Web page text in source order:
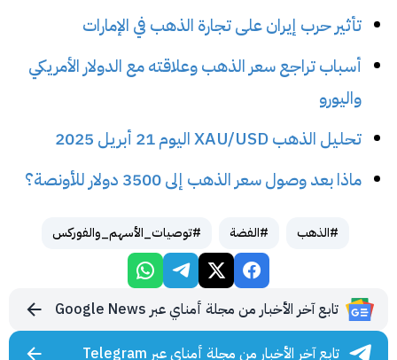
تأثير حرب إيران على تجارة الذهب في الإمارات
أسباب تراجع سعر الذهب وعلاقته مع الدولار الأمريكي
واليورو
تحليل الذهب XAU/USD اليوم 21 أبريل 2025
ماذا بعد وصول سعر الذهب إلى 3500 دولار للأونصة؟
#الذهب #الفضة #توصيات_الأسهم_والفوركس
تابع آخر الأخبار من مجلة أمناي عبر Google News
تابع آخر الأخبار من مجلة أمناي عبر Telegram